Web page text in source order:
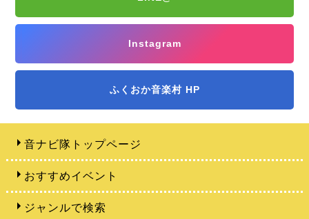
Instagram
ふくおか音楽村 HP
音ナビ隊トップページ
おすすめイベント
ジャンルで検索